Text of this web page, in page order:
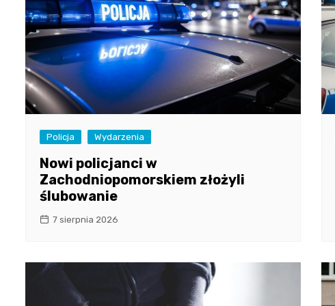
Policja Wydarzenia
Nowi policjanci w
Zachodniopomorskiem złożyli
ślubowanie
7 sierpnia 2026